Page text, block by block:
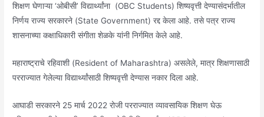
शिक्षण घेणाऱ्या ‘ओबीसी’ विद्यार्थ्यांना (OBC Students) शिष्यवृत्ती देण्यासंदर्भातील
निर्णय राज्य सरकारने (State Government) रद्द केला आहे. तसे पत्र राज्य
शासनाच्या कक्षाधिकारी संगीता शेळके यांनी निर्गमित केले आहे.
महाराष्ट्राचे रहिवाशी (Resident of Maharashtra) असलेले, मात्र शिक्षणासाठी
परराज्यात गेलेल्या विद्यार्थ्यांसाठी शिष्यवृत्ती देण्यास नकार दिला आहे.
आघाडी सरकारने 25 मार्च 2022 रोजी परराज्यात व्यावसायिक शिक्षण घेऊ